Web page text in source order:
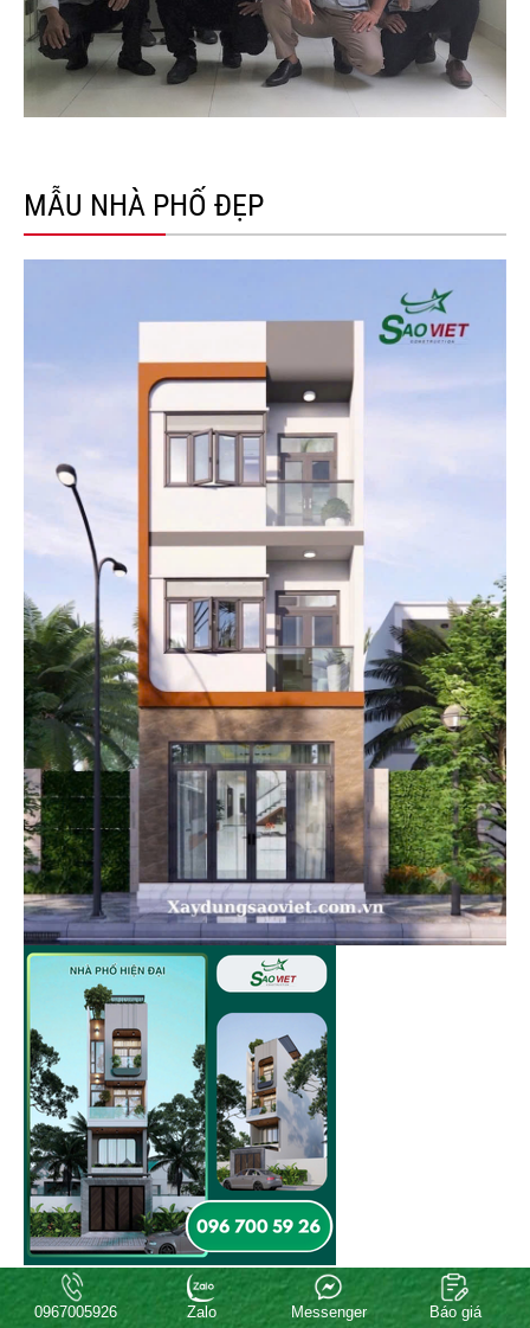
MẪU NHÀ PHỐ ĐẸP
0967005926 Zalo Messenger Báo giá